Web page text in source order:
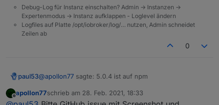
        cond0 = true;
console.log("TEST Trigger %s
    } else if (cond0 === true && !_cond) {
        cond0 = false;
Debug-Log für Instanz einschalten? Admin -> Instanzen ->
Expertenmodus -> Instanz aufklappen - Loglevel ändern
Logfiles auf Platte /opt/iobroker/log/… nutzen, Admin schneidet
Zeilen ab
0
paul53@apollon77 sagte: 5.0.4 ist auf npm
Fehler:value
Offline
apollon77schrieb am 28. Feb. 2021, 18:33
zuletzt editiert von